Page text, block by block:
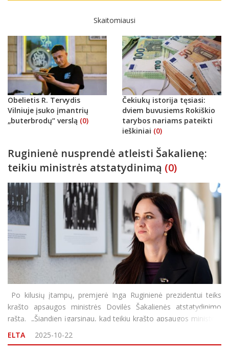
Skaitomiausi
Obelietis R. Tervydis
Vilniuje įsuko įmantrių
„buterbrodų“ verslą (0)
Čekiukų istorija tęsiasi:
dviem buvusiems Rokiškio
tarybos nariams pateikti
ieškiniai (0)
Ruginienė nusprendė atleisti Šakalienę:
teikiu ministrės atstatydinimą (0)
Po kilusių įtampų, premjerė Inga Ruginienė prezidentui teiks
krašto apsaugos ministrės Dovilės Šakalienės atstatydinimo
raštą. „Šiandien įgarsinau, kad teikiu krašto apsaugos ministrės
atstatydinimą prezidentui. Tai buvo įgarsinta žodžiu, i&scaro
ELTA 2025-10-22